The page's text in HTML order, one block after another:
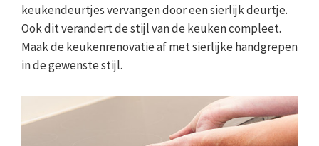
keukendeurtjes vervangen door een sierlijk deurtje.
Ook dit verandert de stijl van de keuken compleet.
Maak de keukenrenovatie af met sierlijke handgrepen
in de gewenste stijl.